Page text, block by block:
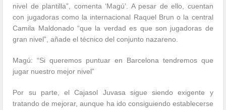
nivel de plantilla”, comenta ‘Magú’. A pesar de ello, cuentan
con jugadoras como la internacional Raquel Brun o la central
Camila Maldonado “que la verdad es que son jugadoras de
gran nivel”, añade el técnico del conjunto nazareno.
Magú: “Si queremos puntuar en Barcelona tendremos que
jugar nuestro mejor nivel”
Por su parte, el Cajasol Juvasa sigue siendo exigente y
tratando de mejorar, aunque ha ido consiguiendo establecerse